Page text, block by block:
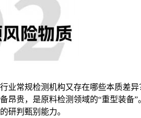
业常规检测机构又存在哪些本质差异
贵，是原料检测领域的“重型装
研判甄别能力。